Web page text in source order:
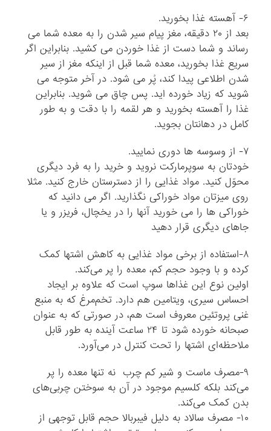
۶- آهسته غذا بخورید.
بعد از ۲۰ دقیقه، مغز پیام سیر شدن را به معده شما می
رساند و شما دست از غذا خوردن می کشید. بنابراین اگر
سریع غذا بخورید، معده شما قبل از اینکه مغز از سیر
شدن اطلاعی پیدا کند، پُر می شود. در آخر متوجه می
شوید که زیاد خورده اید. پس چاق می شوید. بنابراین
غذا را آهسته بخورید و هر لقمه را با دقت و به طور
کامل در دهانتان بجوید.
۷- از وسوسه ها دوری نمایید.
خودتان به سوپرمارکت نروید و خرید را به فرد دیگری
محوّل کنید. مواد غذایی را از دسترستان خارج کنید. مثلا
روی میزتان مواد خوراکی نگذارید. اگر می دانید که
خوراکی ها را می خورید آنها را در یخچال، فریزر و یا
جاهای دیگری قرار دهید
۸-استفاده از برخی مواد غذایی به کاهش اشتها کمک
کرده و با وجود حجم کم، معده را پر می‌کند.
اولین نوع این غذا‌ها سوپ است که علاوه بر ایجاد
احساس سیری، ویتامین هم دارد. تخم‌مرغ که به منبع
غنی پروتئین معروف است هم، در صورتی که به عنوان
صبحانه خورده شود تا ۲۴ ساعت آینده به طور قابل
ملاحظه‌ای اشتها را تحت کنترل در می‌آورد.
۹-مصرف ماست و شیر کم چرب نه تنها معده را پر
می‌کند بلکه کلسیم موجود در آن به سوختن چربی‌های
بدن کمک می‌کند.
۱۰- مصرف سالاد به دلیل فیبربالا حجم قابل توجهی از